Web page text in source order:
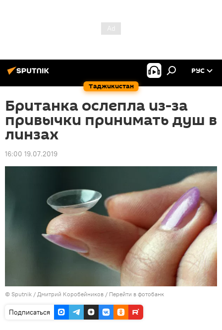
Таджикистан
РУС
Британка ослепла из-за
привычки принимать душ в
линзах
16:00 19.07.2019
© Sputnik / Дмитрий Коробейников / Перейти в фотобанк
Подписаться